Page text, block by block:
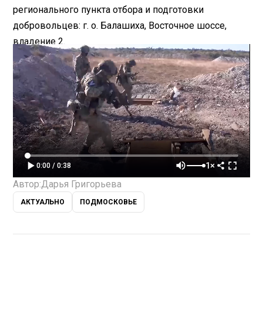
регионального пункта отбора и подготовки
добровольцев: г. о. Балашиха, Восточное шоссе,
владение 2.
0:00 / 0:38 1×
Автор:Дарья Григорьева
АКТУАЛЬНО ПОДМОСКОВЬЕ